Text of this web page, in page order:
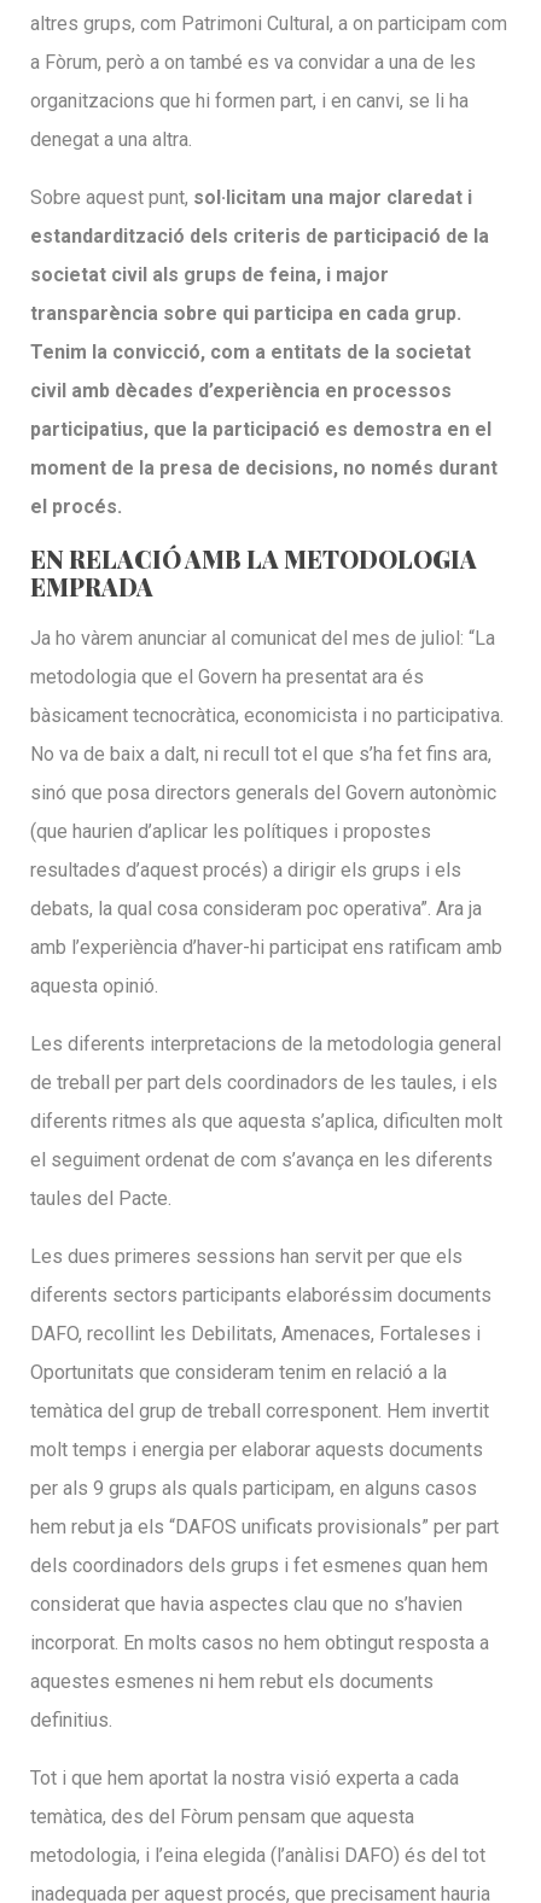
altres grups, com Patrimoni Cultural, a on participam com
a Fòrum, però a on també es va convidar a una de les
organitzacions que hi formen part, i en canvi, se li ha
denegat a una altra.
Sobre aquest punt, sol·licitam una major claredat i
estandardització dels criteris de participació de la
societat civil als grups de feina, i major
transparència sobre qui participa en cada grup.
Tenim la convicció, com a entitats de la societat
civil amb dècades d’experiència en processos
participatius, que la participació es demostra en el
moment de la presa de decisions, no només durant
el procés.
EN RELACIÓ AMB LA METODOLOGIA
EMPRADA
Ja ho vàrem anunciar al comunicat del mes de juliol: “La
metodologia que el Govern ha presentat ara és
bàsicament tecnocràtica, economicista i no participativa.
No va de baix a dalt, ni recull tot el que s’ha fet fins ara,
sinó que posa directors generals del Govern autonòmic
(que haurien d’aplicar les polítiques i propostes
resultades d’aquest procés) a dirigir els grups i els
debats, la qual cosa consideram poc operativa”. Ara ja
amb l’experiència d’haver-hi participat ens ratificam amb
aquesta opinió.
Les diferents interpretacions de la metodologia general
de treball per part dels coordinadors de les taules, i els
diferents ritmes als que aquesta s’aplica, dificulten molt
el seguiment ordenat de com s’avança en les diferents
taules del Pacte.
Les dues primeres sessions han servit per que els
diferents sectors participants elaboréssim documents
DAFO, recollint les Debilitats, Amenaces, Fortaleses i
Oportunitats que consideram tenim en relació a la
temàtica del grup de treball corresponent. Hem invertit
molt temps i energia per elaborar aquests documents
per als 9 grups als quals participam, en alguns casos
hem rebut ja els “DAFOS unificats provisionals” per part
dels coordinadors dels grups i fet esmenes quan hem
considerat que havia aspectes clau que no s’havien
incorporat. En molts casos no hem obtingut resposta a
aquestes esmenes ni hem rebut els documents
definitius.
Tot i que hem aportat la nostra visió experta a cada
temàtica, des del Fòrum pensam que aquesta
metodologia, i l’eina elegida (l’anàlisi DAFO) és del tot
inadequada per aquest procés, que precisament hauria